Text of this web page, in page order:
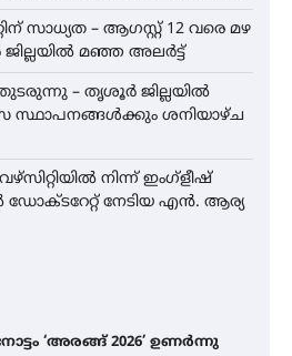
സാധ്യത – ആഗസ്റ്റ് 12 വരെ മഴ
മഞ്ഞ അലർട്ട്
– തൃശൂർ ജില്ലയിൽ
സ്ഥാപനങ്ങൾക്കും ശനിയാഴ്ച
നിന്ന് ഇംഗ്ളീഷ്
ഡോക്ടറേറ്റ് നേടിയ എൻ. ആര്യ
‘അരങ്ങ് 2026’ ഉണർന്നു